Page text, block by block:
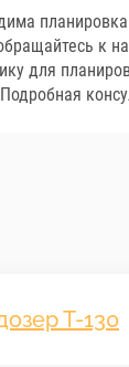
к
для
Т-130